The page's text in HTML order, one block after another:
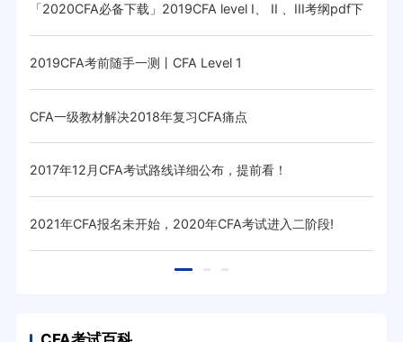
「2020CFA必备下载」2019CFA level I、 II 、III考纲pdf下
载
2019CFA考前随手一测丨CFA Level 1
CFA一级教材解决2018年复习CFA痛点
2017年12月CFA考试路线详细公布，提前看！
2021年CFA报名未开始，2020年CFA考试进入二阶段!